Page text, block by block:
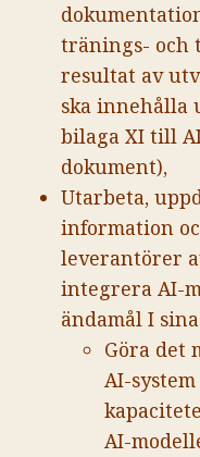
tränings- och
resultat av
ska innehålla
bilaga XI till
dokument),
Utarbeta,
information
leverantörer
integrera AI-
ändamål I
Göra det
AI-
AI-